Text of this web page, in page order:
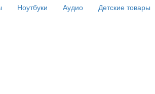
Ноутбуки Аудио Детские товары